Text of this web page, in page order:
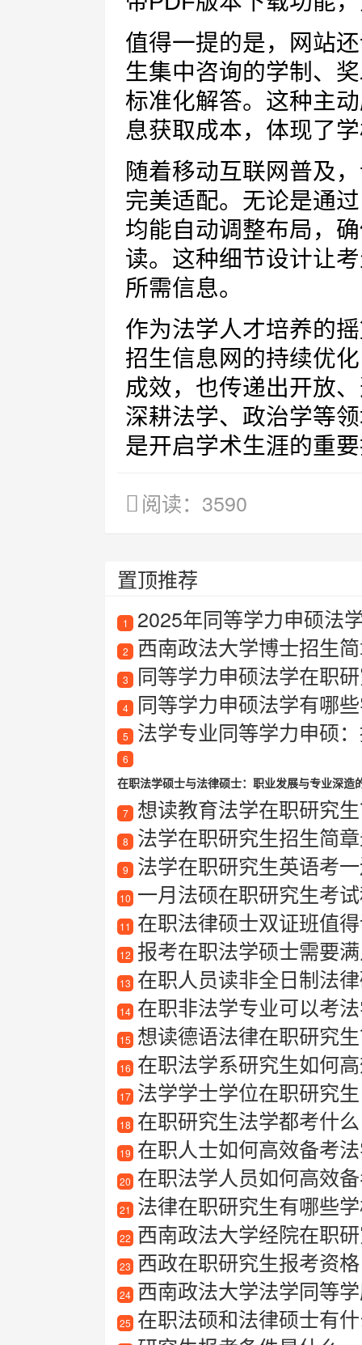
值得一提的是，网站
生集中咨询的学制、
标准化解答。这种主
息获取成本，体现了
随着移动互联网普及
完美适配。无论是通
均能自动调整布局，
读。这种细节设计让
所需信息。
作为法学人才培养的
招生信息网的持续优
成效，也传递出开放
深耕法学、政治学等
是开启学术生涯的重
阅读：3590
置顶推荐
1 2025年同等学力申硕法
2 西南政法大学博士招生
3 同等学力申硕法学在职
4 同等学力申硕法学有哪
5 法学专业同等学力申硕：
6
在职法学硕士与法律硕士：职业发展与专业深造
7 想读教育法学在职研究生
8 法学在职研究生招生简章最
9 法学在职研究生英语考
10 一月法硕在职研究生考
11 在职法律硕士双证班值得读吗
12 报考在职法学硕士需要
13 在职人员读非全日制法律
14 在职非法学专业可以考
15 想读德语法律在职研究
16 在职法学系研究生如何
17 法学学士学位在职研究生
18 在职研究生法学都考什么
19 在职人士如何高效备考
20 在职法学人员如何高效
21 法律在职研究生有哪些
22 西南政法大学经院在职
23 西政在职研究生报考资格
24 西南政法大学法学同等
25 在职法硕和法律硕士有什